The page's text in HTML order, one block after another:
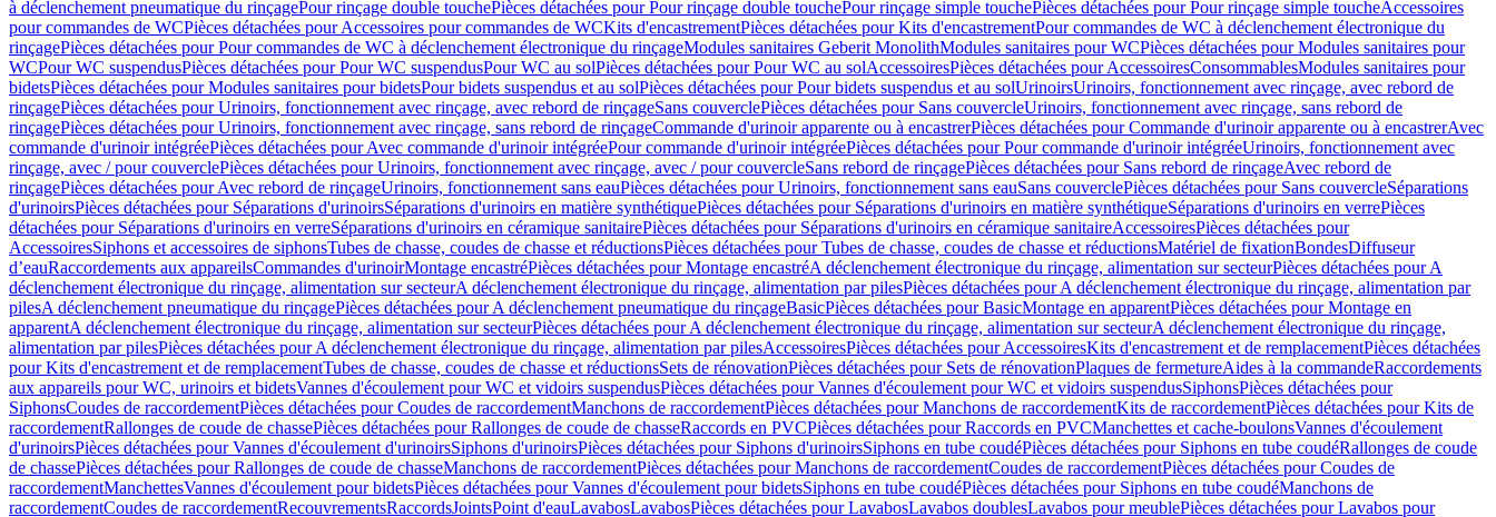
à déclenchement pneumatique du rinçagePour rinçage double touchePièces détachées pour Pour rinçage double touchePour rinçage simple touchePièces détachées pour Pour rinçage simple toucheAccessoires
pour commandes de WCPièces détachées pour Accessoires pour commandes de WCKits d'encastrementPièces détachées pour Kits d'encastrementPour commandes de WC à déclenchement électronique du
rinçagePièces détachées pour Pour commandes de WC à déclenchement électronique du rinçageModules sanitaires Geberit MonolithModules sanitaires pour WCPièces détachées pour Modules sanitaires pour
WCPour WC suspendusPièces détachées pour Pour WC suspendusPour WC au solPièces détachées pour Pour WC au solAccessoiresPièces détachées pour AccessoiresConsommablesModules sanitaires pour
bidetsPièces détachées pour Modules sanitaires pour bidetsPour bidets suspendus et au solPièces détachées pour Pour bidets suspendus et au solUrinoirsUrinoirs, fonctionnement avec rinçage, avec rebord de
rinçagePièces détachées pour Urinoirs, fonctionnement avec rinçage, avec rebord de rinçageSans couverclePièces détachées pour Sans couvercleUrinoirs, fonctionnement avec rinçage, sans rebord de
rinçagePièces détachées pour Urinoirs, fonctionnement avec rinçage, sans rebord de rinçageCommande d'urinoir apparente ou à encastrerPièces détachées pour Commande d'urinoir apparente ou à encastrerAvec
commande d'urinoir intégréePièces détachées pour Avec commande d'urinoir intégréePour commande d'urinoir intégréePièces détachées pour Pour commande d'urinoir intégréeUrinoirs, fonctionnement avec
rinçage, avec / pour couverclePièces détachées pour Urinoirs, fonctionnement avec rinçage, avec / pour couvercleSans rebord de rinçagePièces détachées pour Sans rebord de rinçageAvec rebord de
rinçagePièces détachées pour Avec rebord de rinçageUrinoirs, fonctionnement sans eauPièces détachées pour Urinoirs, fonctionnement sans eauSans couverclePièces détachées pour Sans couvercleSéparations
d'urinoirsPièces détachées pour Séparations d'urinoirsSéparations d'urinoirs en matière synthétiquePièces détachées pour Séparations d'urinoirs en matière synthétiqueSéparations d'urinoirs en verrePièces
détachées pour Séparations d'urinoirs en verreSéparations d'urinoirs en céramique sanitairePièces détachées pour Séparations d'urinoirs en céramique sanitaireAccessoiresPièces détachées pour
AccessoiresSiphons et accessoires de siphonsTubes de chasse, coudes de chasse et réductionsPièces détachées pour Tubes de chasse, coudes de chasse et réductionsMatériel de fixationBondesDiffuseur
d’eauRaccordements aux appareilsCommandes d'urinoirMontage encastréPièces détachées pour Montage encastréA déclenchement électronique du rinçage, alimentation sur secteurPièces détachées pour A
déclenchement électronique du rinçage, alimentation sur secteurA déclenchement électronique du rinçage, alimentation par pilesPièces détachées pour A déclenchement électronique du rinçage, alimentation par
pilesA déclenchement pneumatique du rinçagePièces détachées pour A déclenchement pneumatique du rinçageBasicPièces détachées pour BasicMontage en apparentPièces détachées pour Montage en
apparentA déclenchement électronique du rinçage, alimentation sur secteurPièces détachées pour A déclenchement électronique du rinçage, alimentation sur secteurA déclenchement électronique du rinçage,
alimentation par pilesPièces détachées pour A déclenchement électronique du rinçage, alimentation par pilesAccessoiresPièces détachées pour AccessoiresKits d'encastrement et de remplacementPièces détachées
pour Kits d'encastrement et de remplacementTubes de chasse, coudes de chasse et réductionsSets de rénovationPièces détachées pour Sets de rénovationPlaques de fermetureAides à la commandeRaccordements
aux appareils pour WC, urinoirs et bidetsVannes d'écoulement pour WC et vidoirs suspendusPièces détachées pour Vannes d'écoulement pour WC et vidoirs suspendusSiphonsPièces détachées pour
SiphonsCoudes de raccordementPièces détachées pour Coudes de raccordementManchons de raccordementPièces détachées pour Manchons de raccordementKits de raccordementPièces détachées pour Kits de
raccordementRallonges de coude de chassePièces détachées pour Rallonges de coude de chasseRaccords en PVCPièces détachées pour Raccords en PVCManchettes et cache-boulonsVannes d'écoulement
d'urinoirsPièces détachées pour Vannes d'écoulement d'urinoirsSiphons d'urinoirsPièces détachées pour Siphons d'urinoirsSiphons en tube coudéPièces détachées pour Siphons en tube coudéRallonges de coude
de chassePièces détachées pour Rallonges de coude de chasseManchons de raccordementPièces détachées pour Manchons de raccordementCoudes de raccordementPièces détachées pour Coudes de
raccordementManchettesVannes d'écoulement pour bidetsPièces détachées pour Vannes d'écoulement pour bidetsSiphons en tube coudéPièces détachées pour Siphons en tube coudéManchons de
raccordementCoudes de raccordementRecouvrementsRaccordsJointsPoint d'eauLavabosLavabosPièces détachées pour LavabosLavabos doublesLavabos pour meublePièces détachées pour Lavabos pour